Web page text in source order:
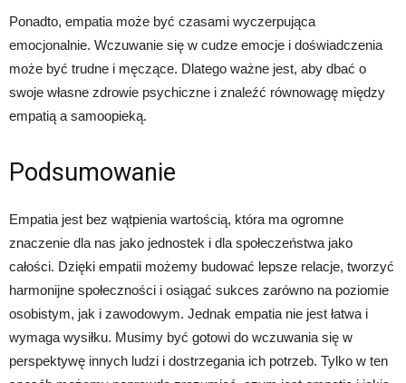
Ponadto, empatia może być czasami wyczerpująca
emocjonalnie. Wczuwanie się w cudze emocje i doświadczenia
może być trudne i męczące. Dlatego ważne jest, aby dbać o
swoje własne zdrowie psychiczne i znaleźć równowagę między
empatią a samoopieką.
Podsumowanie
Empatia jest bez wątpienia wartością, która ma ogromne
znaczenie dla nas jako jednostek i dla społeczeństwa jako
całości. Dzięki empatii możemy budować lepsze relacje, tworzyć
harmonijne społeczności i osiągać sukces zarówno na poziomie
osobistym, jak i zawodowym. Jednak empatia nie jest łatwa i
wymaga wysiłku. Musimy być gotowi do wczuwania się w
perspektywę innych ludzi i dostrzegania ich potrzeb. Tylko w ten